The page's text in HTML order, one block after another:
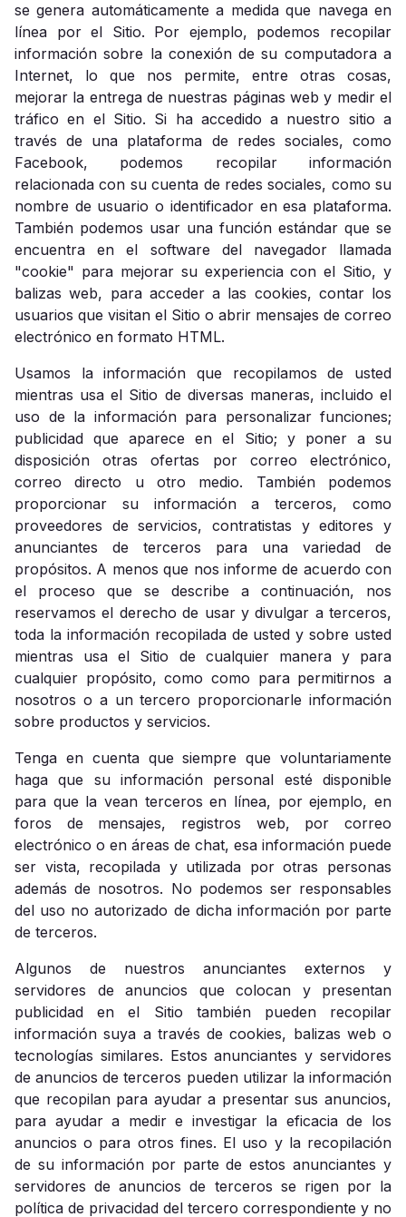
se genera automáticamente a medida que navega en
línea por el Sitio. Por ejemplo, podemos recopilar
información sobre la conexión de su computadora a
Internet, lo que nos permite, entre otras cosas,
mejorar la entrega de nuestras páginas web y medir el
tráfico en el Sitio. Si ha accedido a nuestro sitio a
través de una plataforma de redes sociales, como
Facebook, podemos recopilar información
relacionada con su cuenta de redes sociales, como su
nombre de usuario o identificador en esa plataforma.
También podemos usar una función estándar que se
encuentra en el software del navegador llamada
"cookie" para mejorar su experiencia con el Sitio, y
balizas web, para acceder a las cookies, contar los
usuarios que visitan el Sitio o abrir mensajes de correo
electrónico en formato HTML.
Usamos la información que recopilamos de usted
mientras usa el Sitio de diversas maneras, incluido el
uso de la información para personalizar funciones;
publicidad que aparece en el Sitio; y poner a su
disposición otras ofertas por correo electrónico,
correo directo u otro medio. También podemos
proporcionar su información a terceros, como
proveedores de servicios, contratistas y editores y
anunciantes de terceros para una variedad de
propósitos. A menos que nos informe de acuerdo con
el proceso que se describe a continuación, nos
reservamos el derecho de usar y divulgar a terceros,
toda la información recopilada de usted y sobre usted
mientras usa el Sitio de cualquier manera y para
cualquier propósito, como como para permitirnos a
nosotros o a un tercero proporcionarle información
sobre productos y servicios.
Tenga en cuenta que siempre que voluntariamente
haga que su información personal esté disponible
para que la vean terceros en línea, por ejemplo, en
foros de mensajes, registros web, por correo
electrónico o en áreas de chat, esa información puede
ser vista, recopilada y utilizada por otras personas
además de nosotros. No podemos ser responsables
del uso no autorizado de dicha información por parte
de terceros.
Algunos de nuestros anunciantes externos y
servidores de anuncios que colocan y presentan
publicidad en el Sitio también pueden recopilar
información suya a través de cookies, balizas web o
tecnologías similares. Estos anunciantes y servidores
de anuncios de terceros pueden utilizar la información
que recopilan para ayudar a presentar sus anuncios,
para ayudar a medir e investigar la eficacia de los
anuncios o para otros fines. El uso y la recopilación
de su información por parte de estos anunciantes y
servidores de anuncios de terceros se rigen por la
política de privacidad del tercero correspondiente y no